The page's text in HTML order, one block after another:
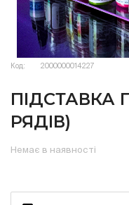
Код: 2000000014227
ПІДСТАВКА
РЯДІВ)
Немає в наявності